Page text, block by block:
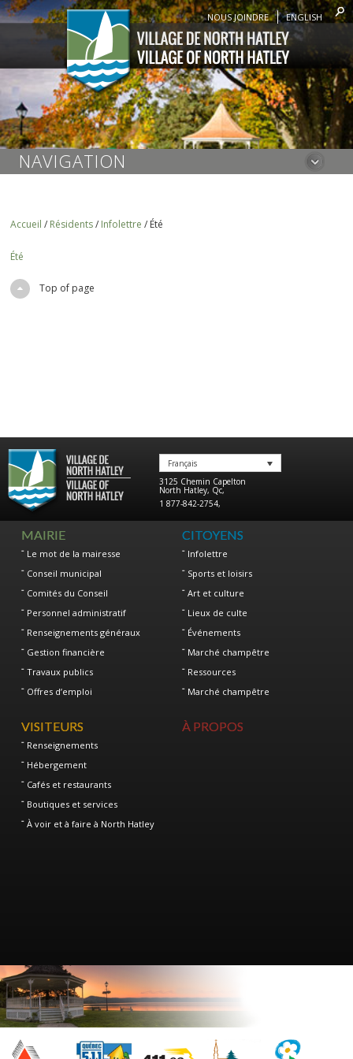
NOUS JOINDRE ENGLISH
NAVIGATION
Accueil / Résidents/ Infolettre / Été
Été
Top of page
Français
3125 Chemin Capelton
North Hatley, Qc,
1 877-842-2754,
MAIRIE
Le mot de la mairesse
Conseil municipal
Comités du Conseil
Personnel administratif
Renseignements généraux
Gestion financière
Travaux publics
Offres d’emploi
CITOYENS
Infolettre
Sports et loisirs
Art et culture
Lieux de culte
Événements
Marché champêtre
Ressources
Marché champêtre
VISITEURS
Renseignements
Hébergement
Cafés et restaurants
Boutiques et services
À voir et à faire à North Hatley
À PROPOS